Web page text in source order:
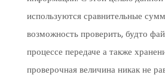
используются сравнительные
возможность проверить, будто
процессе передаче а также
проверочная величина никак не